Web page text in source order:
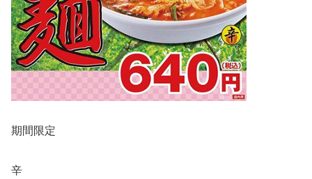
期間限定
辛